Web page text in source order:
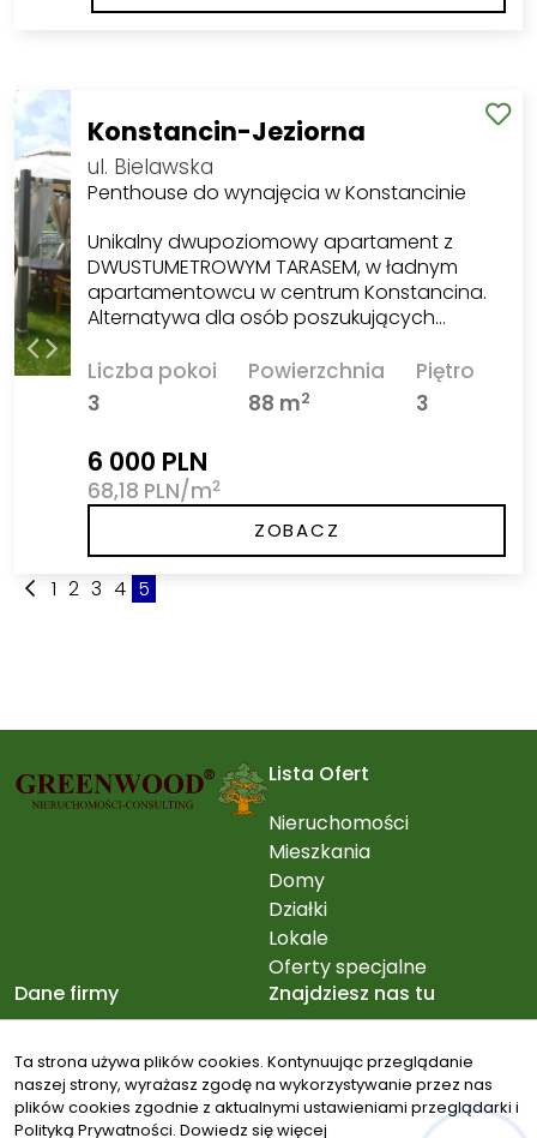
Konstancin-Jeziorna
ul. Bielawska
Penthouse do wynajęcia w Konstancinie
Unikalny dwupoziomowy apartament z
DWUSTUMETROWYM TARASEM, w ładnym
apartamentowcu w centrum Konstancina.
Alternatywa dla osób poszukujących…
Liczba pokoi
3
Powierzchnia
88 m2
Piętro
3
6 000 PLN
68,18 PLN/m2
ZOBACZ
1 2 3 4 5
Lista Ofert
Nieruchomości
Mieszkania
Domy
Działki
Lokale
Oferty specjalne
Dane firmy
Nieruchomości
Warszawska 24/3
Konstancin-Jeziorna
Znajdziesz nas tu
Ta strona używa plików cookies. Kontynuując przeglądanie
naszej strony, wyrażasz zgodę na wykorzystywanie przez nas
plików cookies zgodnie z aktualnymi ustawieniami przeglądarki i
Polityką Prywatności. Dowiedz się więcej